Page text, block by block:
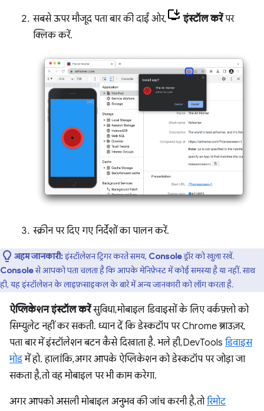
सबसे ऊपर मौजूद पता बार की दाईं ओर, इंस्टॉल करेंपर
क्लिक करें.
स्क्रीन पर दिए गए निर्देशों का पालन करें.
अहम जानकारी:इंस्टॉलेशन ट्रिगर करते समय, Consoleड्रॉर को खुला रखें.
Consoleसे आपको पता चलता है कि आपके मेनिफ़ेस्ट में कोई समस्या है या नहीं. साथ
ही, यह इंस्टॉलेशन के लाइफ़साइकल के बारे में अन्य जानकारी को लॉग करता है.
ऐप्लिकेशन इंस्टॉल करेंसुविधा, मोबाइल डिवाइसों के लिए वर्कफ़्लो को
सिम्युलेट नहीं कर सकती. ध्यान दें कि डेस्कटॉप पर Chrome ब्राउज़र,
पता बार में इंस्टॉलेशन बटन कैसे दिखाता है. भले ही, DevTools डिवाइस
मोडमें हो. हालांकि, अगर आपके ऐप्लिकेशन को डेस्कटॉप पर जोड़ा जा
सकता है, तो वह मोबाइल पर भी काम करेगा.
अगर आपको असली मोबाइल अनुभव की जांच करनी है, तोरिमोट